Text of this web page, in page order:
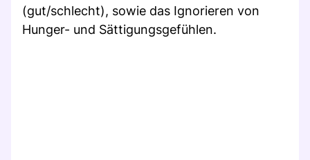
(gut/schlecht), sowie das Ignorieren von
Hunger- und Sättigungsgefühlen.